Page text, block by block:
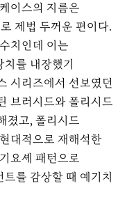
이스의 지름은
제법 두꺼운 편이다.
치인데 이는
를 내장했기
시리즈에서 선보였던
브러시드와 폴리시드
졌고, 폴리시드
대적으로 재해석한
요셰 패턴으로
를 감상할 때 예기치